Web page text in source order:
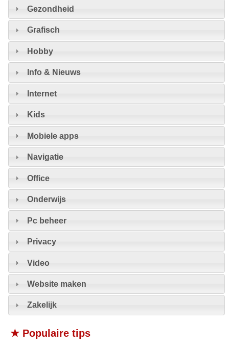
Gezondheid
Grafisch
Hobby
Info & Nieuws
Internet
Kids
Mobiele apps
Navigatie
Office
Onderwijs
Pc beheer
Privacy
Video
Website maken
Zakelijk
★ Populaire tips